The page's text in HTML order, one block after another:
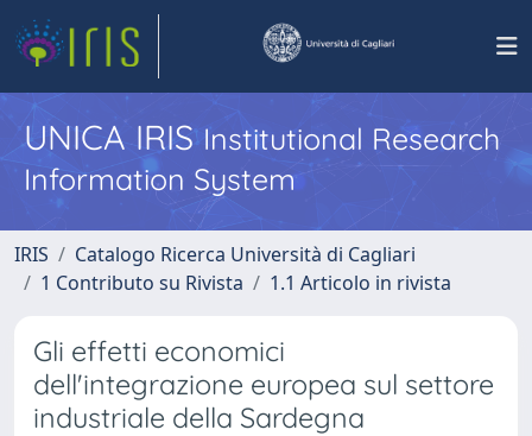
UNICA IRISInstitutional Research
Information System
IRIS
Catalogo Ricerca Università di Cagliari
1 Contributo su Rivista
1.1 Articolo in rivista
Gli effetti economici
dell'integrazione europea sul settore
industriale della Sardegna